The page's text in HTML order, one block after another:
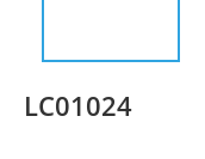
LC01024